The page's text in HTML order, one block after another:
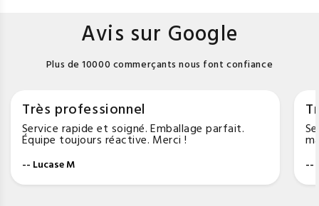
Avis sur Google
Plus de 10000 commerçants nous font confiance
Très professionnel
Service rapide et soigné. Emballage parfait.
Équipe toujours réactive. Merci !
-- Lucase M --